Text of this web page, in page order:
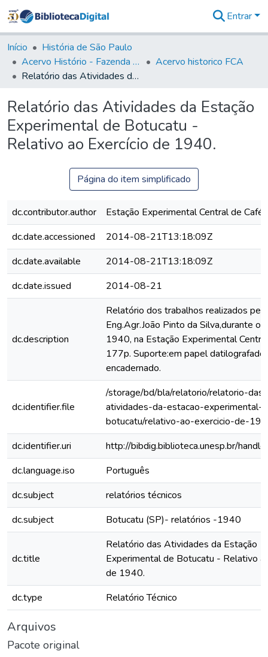
&
Coleções
Tudo na
Biblioteca
Estatísticas
Entrar
Início
História de São Paulo
Acervo Histório - Fazenda Lageado
Acervo historico FCA
Relatório das Atividades da Estação Experimental de Botucatu - Relativo ao Exercício de 1940.
Relatório das Atividades da Estação
Experimental de Botucatu -
Relativo ao Exercício de 1940.
Página do item simplificado
dc.contributor.author
Estação Experimental Central de Café
dc.date.accessioned
2014-08-21T13:18:09Z
dc.date.available
2014-08-21T13:18:09Z
dc.date.issued
2014-08-21
dc.description
Relatório dos trabalhos realizados pelo
Eng.Agr.João Pinto da Silva,durante o
1940, na Estação Experimental
177p. Suporte:em papel datilografado,
encadernado.
dc.identifier.file
/storage/bd/bla/relatorio/relatorio-das-
atividades-da-estacao-experimental-
botucatu/relativo-ao-exercicio-de-
dc.identifier.uri
http://bibdig.biblioteca.unesp.br/
dc.language.iso
Português
dc.subject
relatórios técnicos
dc.subject
Botucatu (SP)- relatórios -1940
dc.title
Relatório das Atividades da Estação
Experimental de Botucatu - Relativo
de 1940.
dc.type
Relatório Técnico
Arquivos
Pacote original